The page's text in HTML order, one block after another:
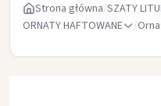
Strona główna/SZATY
ORNATY HAFTOWANE
/